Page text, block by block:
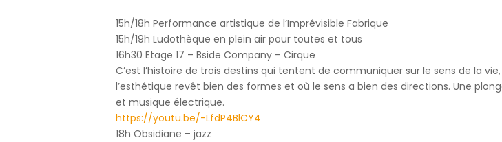
15h/18h Performance artistique de l’Imprévisible Fabrique
15h/19h Ludothèque en plein air pour toutes et tous
16h30 Etage 17 – Bside Company – Cirque
C’est l’histoire de trois destins qui tentent de communiquer sur le sens de la
l’esthétique revêt bien des formes et où le sens a bien des directions. Une
et musique électrique.
https://youtu.be/-LfdP4BlCY4
18h Obsidiane – jazz